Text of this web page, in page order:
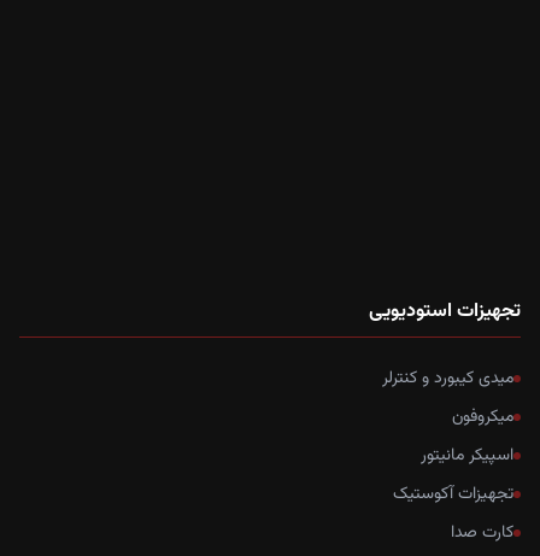
تجهیزات استودیویی
میدی کیبورد و کنترلر
میکروفون
اسپیکر مانیتور
تجهیزات آکوستیک
کارت صدا